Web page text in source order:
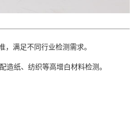
满足不同行业检测需求。
造纸、纺织等高增白材料检测。